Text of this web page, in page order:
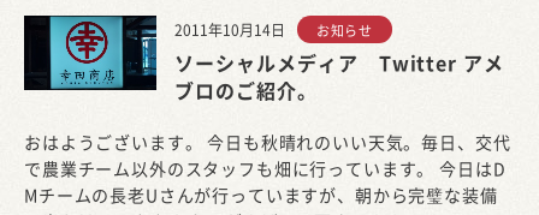
2011年10月14日 お知らせ
ソーシャルメディア Twitter アメ
ブロのご紹介。
おはようございます。 今日も秋晴れのいい天気。毎日、交代
で農業チーム以外のスタッフも畑に行っています。 今日はD
Mチームの長老Uさんが行っていますが、朝から完璧な装備